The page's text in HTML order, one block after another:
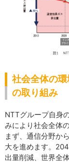
社会全体の
の取り組み
NTTグループ自身
みにより社会全体
まず、通信分野か
大を進めます。
出量削減、世界全